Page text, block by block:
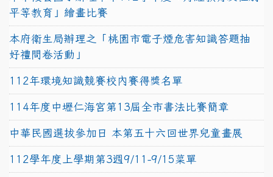
平等教育」繪畫比賽
本府衛生局辦理之「桃園市電子煙危害知識答題抽
好禮問卷活動」
112年環境知識競賽校內賽得獎名單
114年度中壢仁海宮第13屆全市書法比賽簡章
中華民國選拔參加日 本第五十六回世界兒童畫展
112學年度上學期第3週9/11-9/15菜單